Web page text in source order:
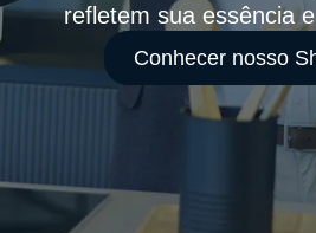
refletem sua essência
Conhecer nosso